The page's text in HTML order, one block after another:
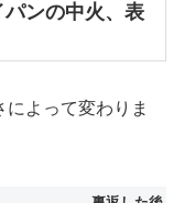
ンの中火、表
よって変わりま